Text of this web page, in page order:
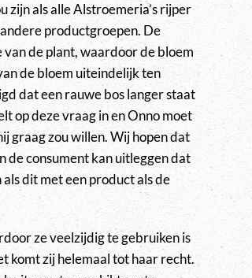
zijn als alle Alstroemeria’s rijper
productgroepen. De
de plant, waardoor de bloem
de bloem uiteindelijk ten
dat een rauwe bos langer staat
op deze vraag in en Onno moet
graag zou willen. Wij hopen dat
de consument kan uitleggen dat
dit met een product als de
ze veelzijdig te gebruiken is
komt zij helemaal tot haar recht.